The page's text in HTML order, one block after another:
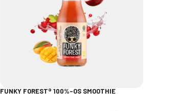
FUNKY FOREST® 100%-OS SMOOTHIE